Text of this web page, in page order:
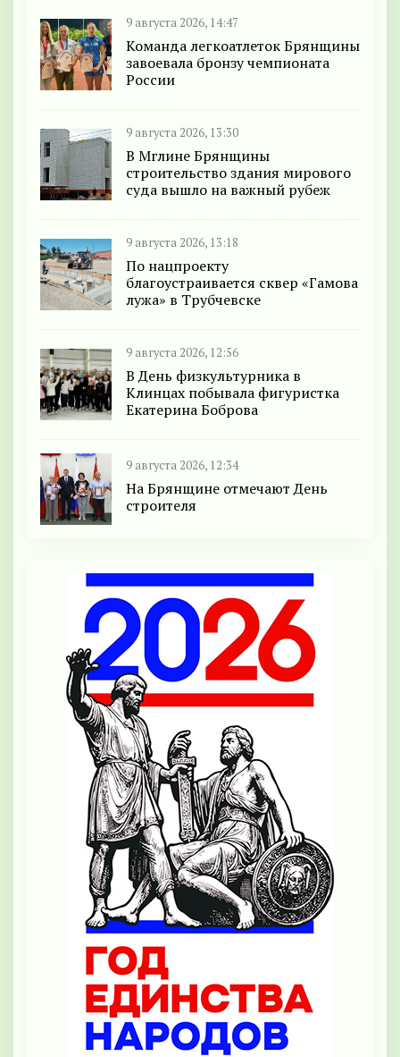
9 августа 2026, 14:47
Команда легкоатлеток Брянщины
завоевала бронзу чемпионата
России
9 августа 2026, 13:30
В Мглине Брянщины
строительство здания мирового
суда вышло на важный рубеж
9 августа 2026, 13:18
По нацпроекту
благоустраивается сквер «Гамова
лужа» в Трубчевске
9 августа 2026, 12:56
В День физкультурника в
Клинцах побывала фигуристка
Екатерина Боброва
9 августа 2026, 12:34
На Брянщине отмечают День
строителя